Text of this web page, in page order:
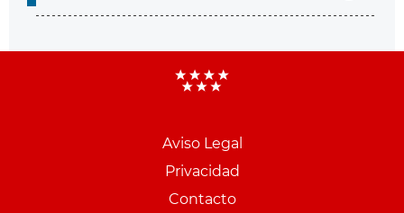
Aviso Legal
Privacidad
Contacto